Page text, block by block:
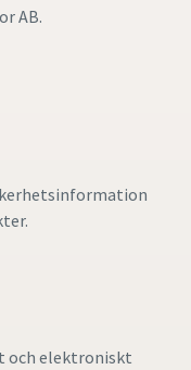
AB.
och elektroniskt